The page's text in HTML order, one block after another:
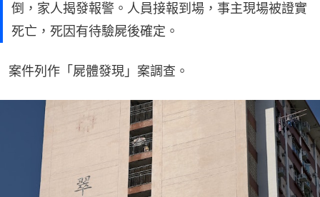
倒，家人揭發報警。人員接報到場，事主現場被證實
死亡，死因有待驗屍後確定。
案件列作「屍體發現」案調查。